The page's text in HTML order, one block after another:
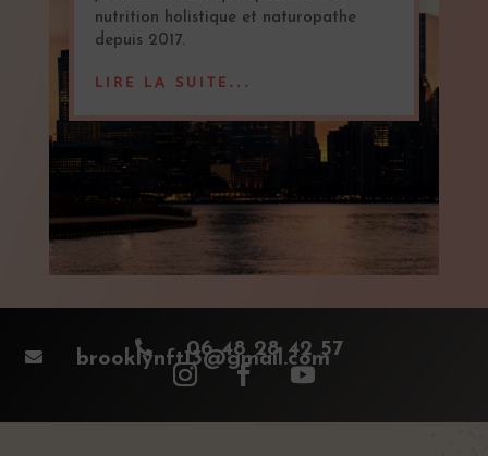
nutrition holistique et naturopathe
depuis 2017.
LIRE LA SUITE...
 06 48 28 42 57
 brooklynft13@gmail.com